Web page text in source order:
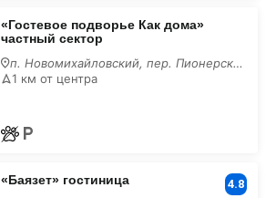
«Гостевое подворье Как дома»
частный сектор
п. Новомихайловский, пер. Пионерский, 19/б
1 км от центра
«Баязет» гостиница 4.8